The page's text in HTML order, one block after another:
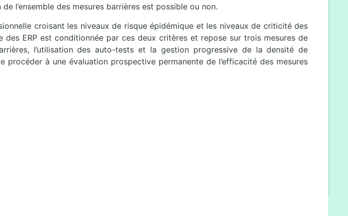
l’ensemble des mesures barrières est possible ou non.
croisant les niveaux de risque épidémique et les niveaux de criticité des
des ERP est conditionnée par ces deux critères et repose sur trois mesures de
l’utilisation des auto-tests et la gestion progressive de la densité de
procéder à une évaluation prospective permanente de l’efficacité des mesures